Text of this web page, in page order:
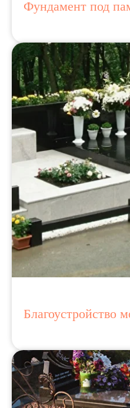
Фундамент под
Благоустройство